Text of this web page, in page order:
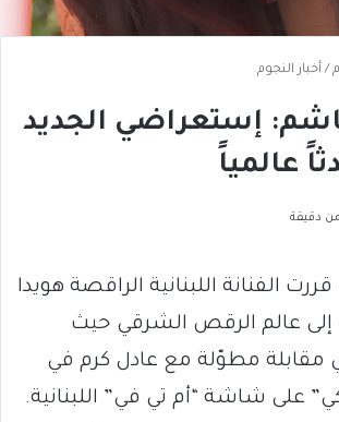
/ أخبار النجوم
إستعراضي الجديد
عالمياً
دقيقة
الفنانة اللبنانية الراقصة هويدا
إلى عالم الرقص الشرقي حيث
مطوّلة مع عادل كرم في
على شاشة “أم تي في” اللبنانية.